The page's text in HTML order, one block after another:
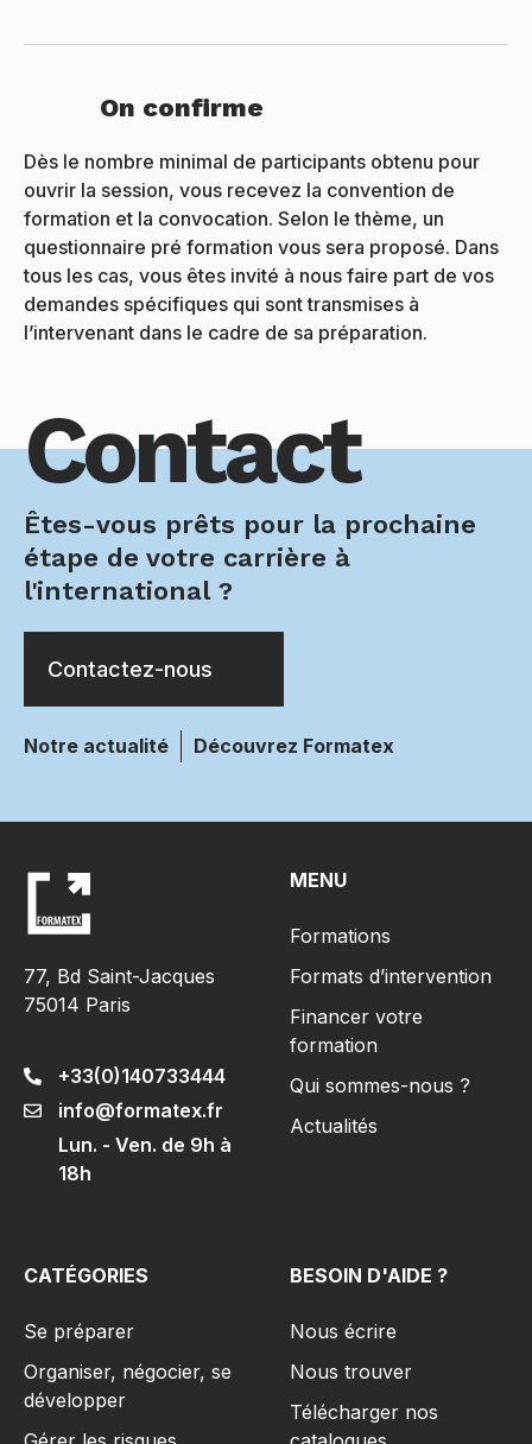
On confirme
Dès le nombre minimal de participants obtenu pour
ouvrir la session, vous recevez la convention de
formation et la convocation. Selon le thème, un
questionnaire pré formation vous sera proposé. Dans
tous les cas, vous êtes invité à nous faire part de vos
demandes spécifiques qui sont transmises à
l’intervenant dans le cadre de sa préparation.
Contact
Êtes-vous prêts pour la prochaine
étape de votre carrière à
l'international ?
Contactez-nous
Notre actualité Découvrez Formatex
77, Bd Saint-Jacques
75014 Paris
+33(0)140733444
info@formatex.fr
Lun. - Ven. de 9h à
18h
MENU
Formations
Formats d’intervention
Financer votre
formation
Qui sommes-nous ?
Actualités
CATÉGORIES
Se préparer
Organiser, négocier, se
développer
BESOIN D'AIDE ?
Nous écrire
Nous trouver
Télécharger nos